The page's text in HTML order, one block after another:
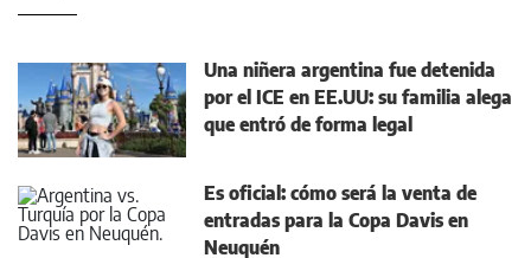
Una niñera argentina fue detenida
por el ICE en EE.UU: su familia alega
que entró de forma legal
Es oficial: cómo será la venta de
entradas para la Copa Davis en
Neuquén